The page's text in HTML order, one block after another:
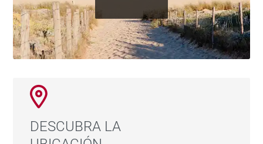
DESCUBRA LA